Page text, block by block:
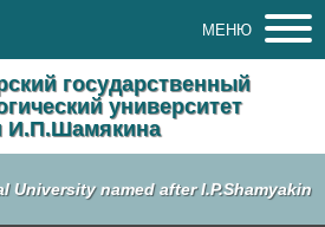
МЕНЮ
государственный
университет
И.П.Шамякина
University named after I.P.Shamyakin